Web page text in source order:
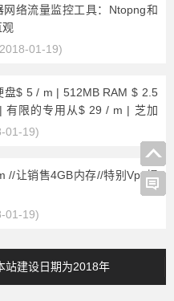
络流量监控工具：Ntopng和
观
01-19)
盘$ 5 / m | 512MB RAM $ 2.5
有限的专用从$ 29 / m | 芝加
01-19)
//让销售4GB内存//特别Vps提
01-19)
站建设日期为2018年